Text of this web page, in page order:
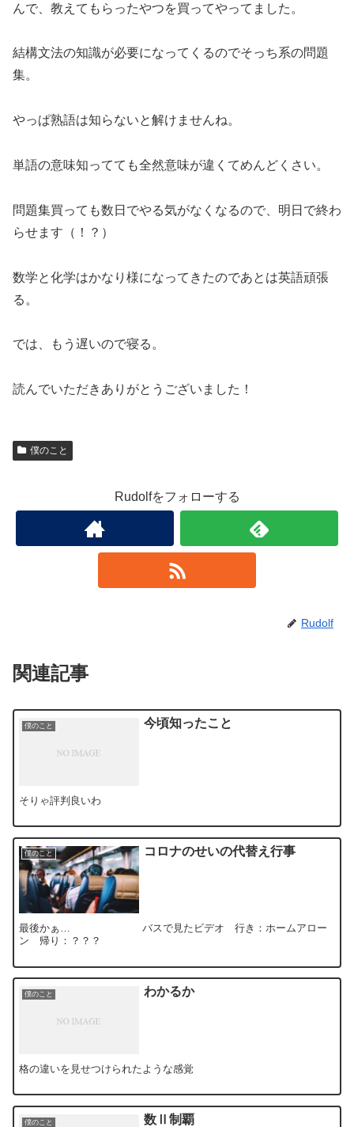
んで、教えてもらったやつを買ってやってました。
結構文法の知識が必要になってくるのでそっち系の問題
集。
やっぱ熟語は知らないと解けませんね。
単語の意味知ってても全然意味が違くてめんどくさい。
問題集買っても数日でやる気がなくなるので、明日で終わ
らせます（！？）
数学と化学はかなり様になってきたのであとは英語頑張
る。
では、もう遅いので寝る。
読んでいただきありがとうございました！
僕のこと
Rudolfをフォローする
Rudolf
関連記事
僕のこと 今頃知ったこと
そりゃ評判良いわ
僕のこと コロナのせいの代替え行事
最後かぁ… バスで見たビデオ 行き：ホームアロー
ン 帰り：？？？
僕のこと わかるか
格の違いを見せつけられたような感覚
僕のこと 数Ⅱ制覇